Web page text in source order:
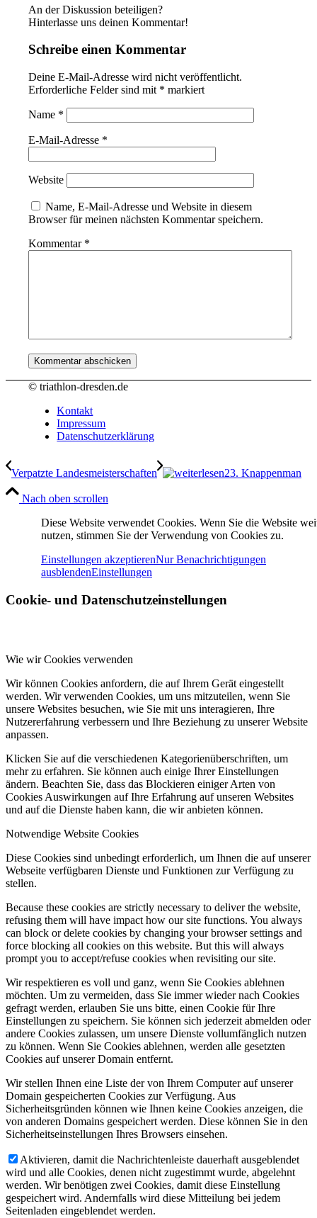
An der Diskussion beteiligen?
Hinterlasse uns deinen Kommentar!
Schreibe einen Kommentar
Deine E-Mail-Adresse wird nicht veröffentlicht.
Erforderliche Felder sind mit * markiert
Name *
E-Mail-Adresse *
Website
Name, E-Mail-Adresse und Website in diesem
Browser für meinen nächsten Kommentar speichern.
Kommentar *
© triathlon-dresden.de
Kontakt
Impressum
Datenschutzerklärung
Verpatzte Landesmeisterschaften 23. Knappenman
Nach oben scrollen
Diese Website verwendet Cookies. Wenn Sie die Website
nutzen, stimmen Sie der Verwendung von Cookies zu.
Einstellungen akzeptierenNur Benachrichtigungen
ausblendenEinstellungen
Cookie- und Datenschutzeinstellungen
Wie wir Cookies verwenden
Wir können Cookies anfordern, die auf Ihrem Gerät eingestellt
werden. Wir verwenden Cookies, um uns mitzuteilen, wenn Sie
unsere Websites besuchen, wie Sie mit uns interagieren, Ihre
Nutzererfahrung verbessern und Ihre Beziehung zu unserer Website
anpassen.
Klicken Sie auf die verschiedenen Kategorienüberschriften, um
mehr zu erfahren. Sie können auch einige Ihrer Einstellungen
ändern. Beachten Sie, dass das Blockieren einiger Arten von
Cookies Auswirkungen auf Ihre Erfahrung auf unseren Websites
und auf die Dienste haben kann, die wir anbieten können.
Notwendige Website Cookies
Diese Cookies sind unbedingt erforderlich, um Ihnen die auf unserer
Webseite verfügbaren Dienste und Funktionen zur Verfügung zu
stellen.
Because these cookies are strictly necessary to deliver the website,
refusing them will have impact how our site functions. You always
can block or delete cookies by changing your browser settings and
force blocking all cookies on this website. But this will always
prompt you to accept/refuse cookies when revisiting our site.
Wir respektieren es voll und ganz, wenn Sie Cookies ablehnen
möchten. Um zu vermeiden, dass Sie immer wieder nach Cookies
gefragt werden, erlauben Sie uns bitte, einen Cookie für Ihre
Einstellungen zu speichern. Sie können sich jederzeit abmelden oder
andere Cookies zulassen, um unsere Dienste vollumfänglich nutzen
zu können. Wenn Sie Cookies ablehnen, werden alle gesetzten
Cookies auf unserer Domain entfernt.
Wir stellen Ihnen eine Liste der von Ihrem Computer auf unserer
Domain gespeicherten Cookies zur Verfügung. Aus
Sicherheitsgründen können wie Ihnen keine Cookies anzeigen, die
von anderen Domains gespeichert werden. Diese können Sie in den
Sicherheitseinstellungen Ihres Browsers einsehen.
Aktivieren, damit die Nachrichtenleiste dauerhaft ausgeblendet
wird und alle Cookies, denen nicht zugestimmt wurde, abgelehnt
werden. Wir benötigen zwei Cookies, damit diese Einstellung
gespeichert wird. Andernfalls wird diese Mitteilung bei jedem
Seitenladen eingeblendet werden.